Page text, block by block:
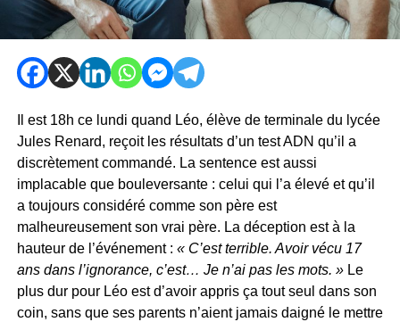
Il est 18h ce lundi quand Léo, élève de terminale du lycée
Jules Renard, reçoit les résultats d’un test ADN qu’il a
discrètement commandé. La sentence est aussi
implacable que bouleversante : celui qui l’a élevé et qu’il
a toujours considéré comme son père est
malheureusement son vrai père. La déception est à la
hauteur de l’événement : « C’est terrible. Avoir vécu 17
ans dans l’ignorance, c’est… Je n’ai pas les mots. »Le
plus dur pour Léo est d’avoir appris ça tout seul dans son
coin, sans que ses parents n’aient jamais daigné le mettre